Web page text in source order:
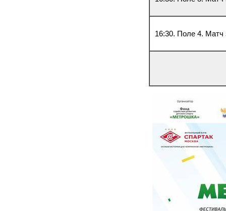
16:30. Поле 4. Матч